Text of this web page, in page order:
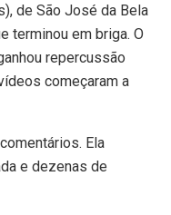
de São José da Bela
terminou em briga. O
repercussão
começaram a
Ela
e dezenas de